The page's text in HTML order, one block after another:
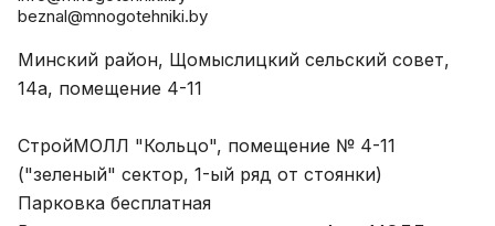
beznal@mnogotehniki.by
Минский район, Щомыслицкий сельский совет,
14а, помещение 4-11
СтройМОЛЛ "Кольцо", помещение № 4-11
("зеленый" сектор, 1-ый ряд от стоянки)
Парковка бесплатная